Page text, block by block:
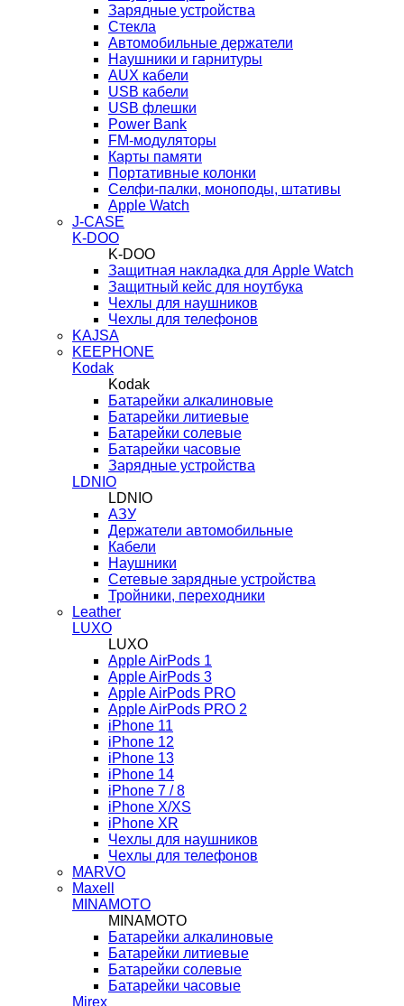
Зарядные устройства
Стекла
Автомобильные держатели
Наушники и гарнитуры
AUX кабели
USB кабели
USB флешки
Power Bank
FM-модуляторы
Карты памяти
Портативные колонки
Селфи-палки, моноподы, штативы
Apple Watch
J-CASE
K-DOO
K-DOO
Защитная накладка для Apple Watch
Защитный кейс для ноутбука
Чехлы для наушников
Чехлы для телефонов
KAJSA
KEEPHONE
Kodak
Kodak
Батарейки алкалиновые
Батарейки литиевые
Батарейки солевые
Батарейки часовые
Зарядные устройства
LDNIO
LDNIO
АЗУ
Держатели автомобильные
Кабели
Наушники
Сетевые зарядные устройства
Тройники, переходники
Leather
LUXO
LUXO
Apple AirPods 1
Apple AirPods 3
Apple AirPods PRO
Apple AirPods PRO 2
iPhone 11
iPhone 12
iPhone 13
iPhone 14
iPhone 7 / 8
iPhone X/XS
iPhone XR
Чехлы для наушников
Чехлы для телефонов
MARVO
Maxell
MINAMOTO
MINAMOTO
Батарейки алкалиновые
Батарейки литиевые
Батарейки солевые
Батарейки часовые
Mirex